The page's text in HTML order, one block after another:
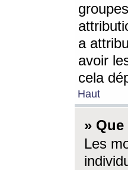
a
avoir
cela
Haut
»
Les